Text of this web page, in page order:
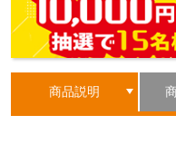
商品説明